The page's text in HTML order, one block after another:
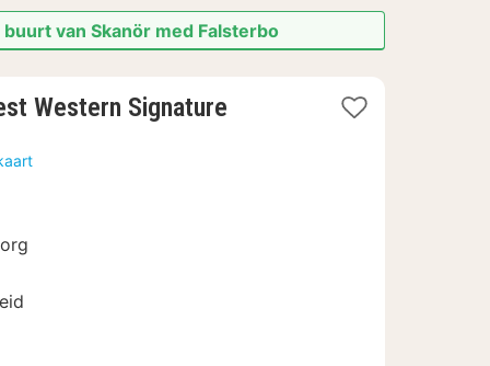
van Skanör med Falsterbo
Western Signature